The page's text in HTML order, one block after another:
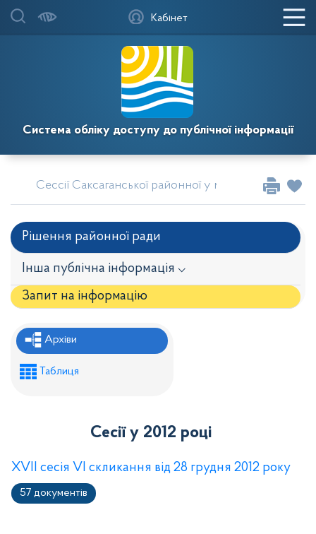
Система обліку доступу до публічної інформації
Кабінет
Сессії Саксаганської районної у місті Кривому
Рішення районної ради
Інша публічна інформація ⌵
Запит на iнформацію
Рішення районної ради
Рішення виконавчого комітету
Розпорядження районного голови
Проекти рішень районної ради
Архіви
Таблиця
Сесії у 2012 році
XVII сесія VI скликання від 28 грудня 2012 року
57 документів